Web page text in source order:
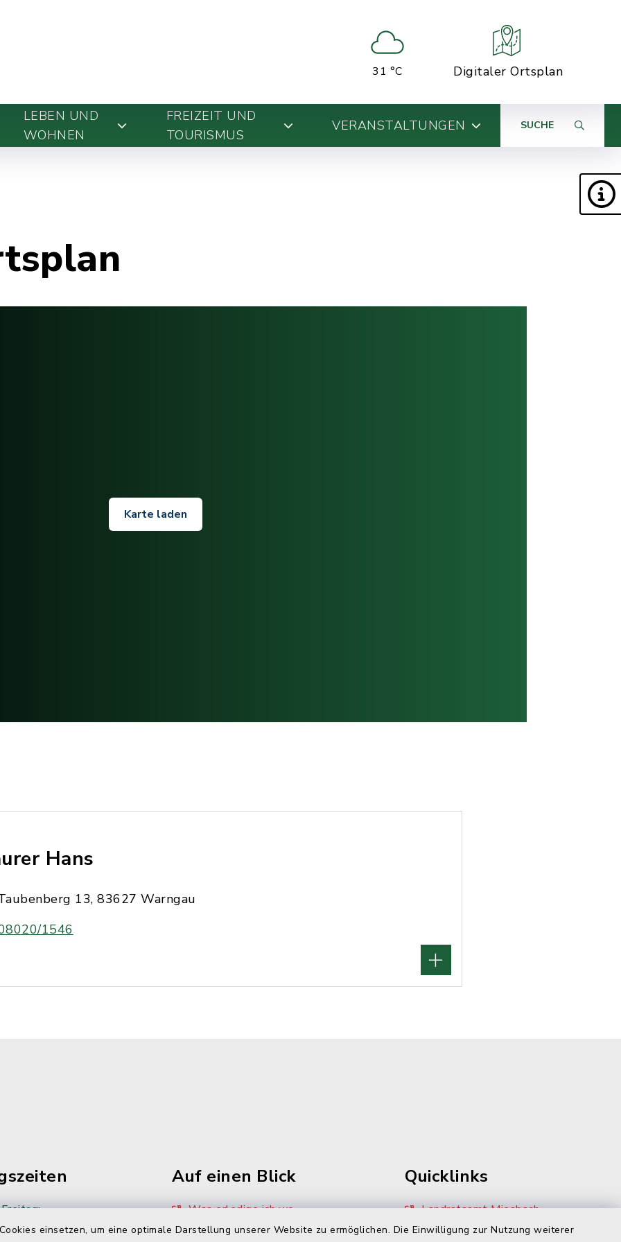
einsetzen, um eine optimale Darstellung unserer Website zu ermöglichen. Die Einwilligung zur Nutzung weiterer
31 °C Digitaler Ortsplan
LEBEN UND
WOHNEN
FREIZEIT UND
TOURISMUS
VERANSTALTUNGEN SUCHE
Karte laden
Hans
13, 83627 Warngau
1546
Uhr
Auf einen Blick
Was erledige ich wo
Quicklinks
Landratsamt Miesbach